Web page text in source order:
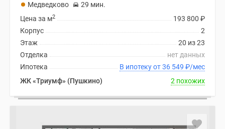
Медведково
29 мин.
193 800 ₽
Цена за м2
2
Корпус
20 из 23
Этаж
нет данных
Отделка
В ипотеку от 36 549 ₽/мес
Ипотека
ЖК «Триумф» (Пушкино)
2 похожих